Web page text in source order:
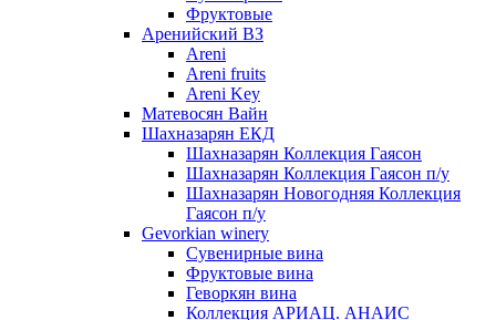
Фруктовые
Аренийский ВЗ
Areni
Areni fruits
Areni Key
Матевосян Вайн
Шахназарян ЕКД
Шахназарян Коллекция Гаясон
Шахназарян Коллекция Гаясон п/у
Шахназарян Новогодняя Коллекция
Гаясон п/у
Gevorkian winery
Сувенирные вина
Фруктовые вина
Геворкян вина
Коллекция АРИАЦ. АНАИС